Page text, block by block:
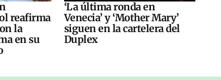
reafirma
la
en su
‘La última ronda en
Venecia’ y ‘Mother Mary’
siguen en la cartelera del
Duplex